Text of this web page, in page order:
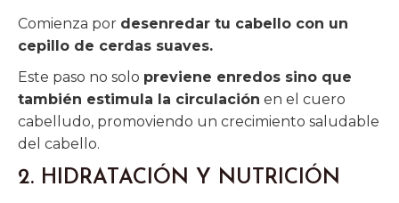
Comienza por desenredar tu cabello con un
cepillo de cerdas suaves.
Este paso no solo previene enredos sino que
también estimula la circulación en el cuero
cabelludo, promoviendo un crecimiento saludable
del cabello.
2. HIDRATACIÓN Y NUTRICIÓN